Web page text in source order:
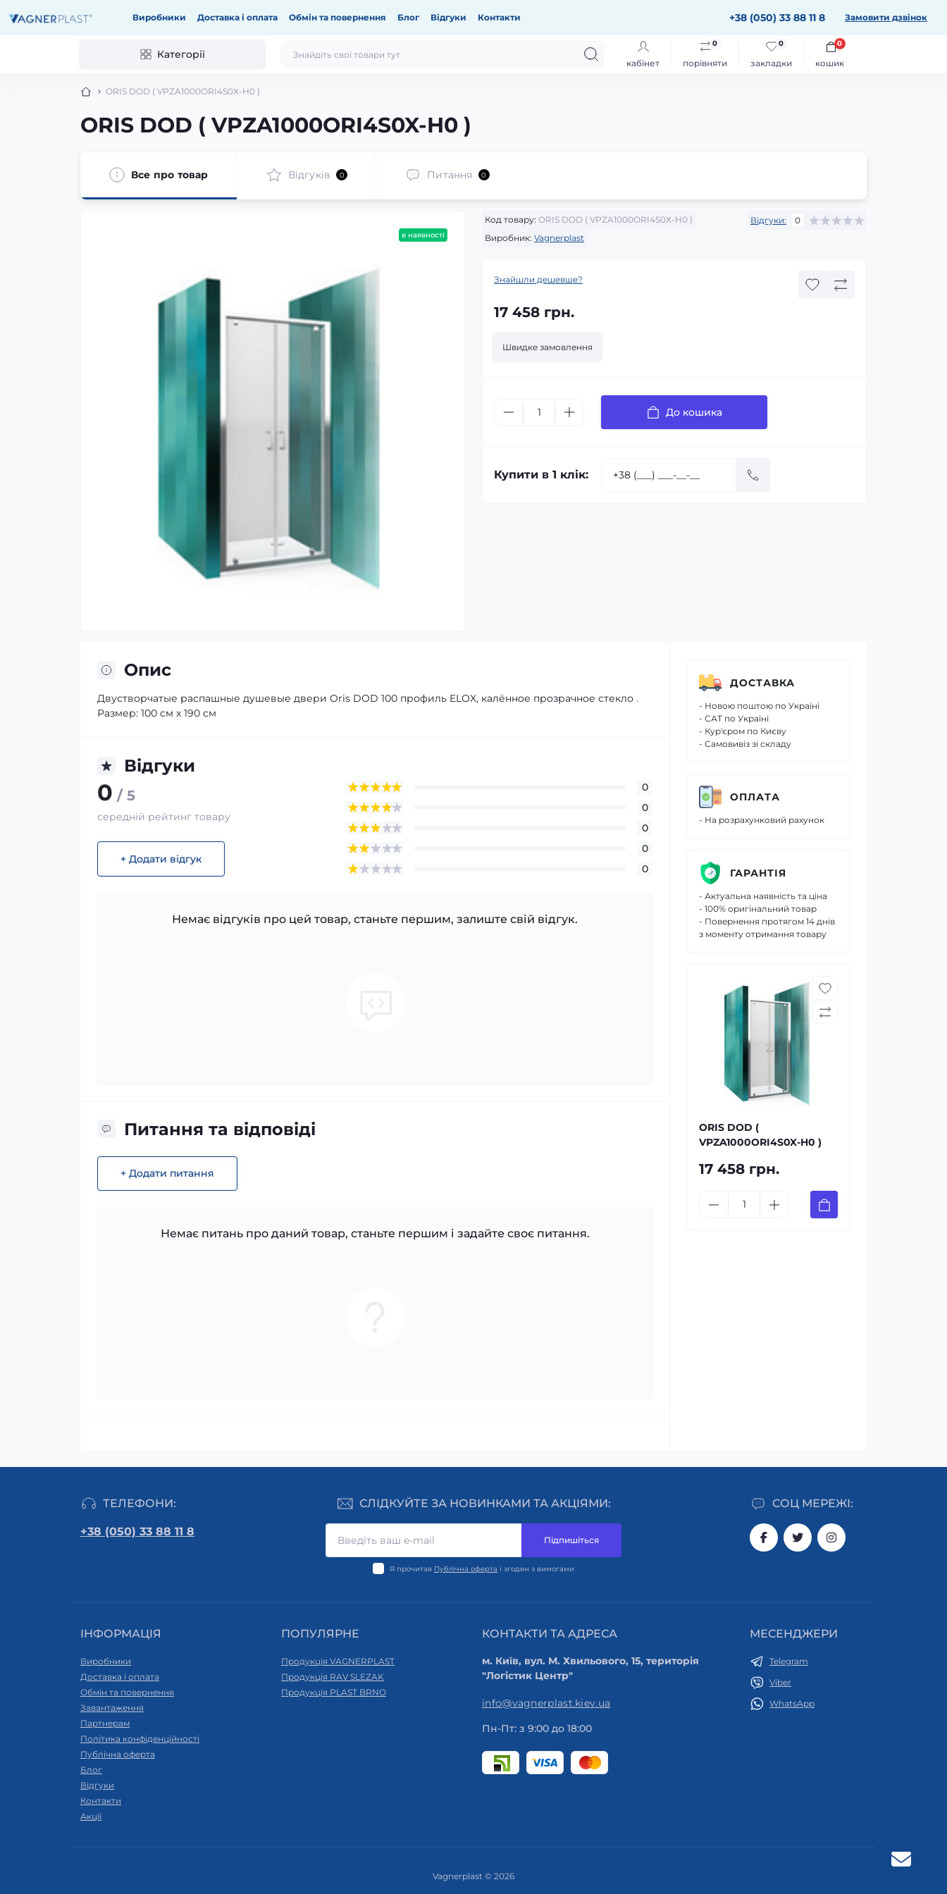
Виробники Доставка і оплата Обмін та повернення Блог Відгуки Контакти +38 (050) 33 88 11 8 Замовити дзвінок
Категорії
кабінет порівняти
0
закладки
0
кошик
0
ORIS DOD ( VPZA1000ORI4S0X-H0 )
ORIS DOD ( VPZA1000ORI4S0X-H0 )
Все про товар Відгуків 0 Питання 0
в наявності
Код товару: ORIS DOD ( VPZA1000ORI4S0X-H0 )
Виробник: Vagnerplast
Відгуки: 0
Знайшли дешевше?
17 458 грн.
Швидке замовлення
До кошика
Купити в 1 клік:
Опис
Двустворчатые распашные душевые двери Oris DOD 100 профиль ELOX, калённое прозрачное стекло .
Размер: 100 см x 190 см
Відгуки
0 / 5
середній рейтинг товару
+ Додати відгук
0
0
0
0
0
Немає відгуків про цей товар, станьте першим, залиште свій відгук.
Питання та відповіді
+ Додати питання
Немає питань про даний товар, станьте першим і задайте своє питання.
ДОСТАВКА
- Новою поштою по Україні
- САТ по Україні
- Кур'єром по Києву
- Самовивіз зі складу
ОПЛАТА
- На розрахунковий рахунок
ГАРАНТІЯ
- Актуальна наявність та ціна
- 100% оригінальний товар
- Повернення протягом 14 днів
з моменту отримання товару
ORIS DOD (
VPZA1000ORI4S0X-H0 )
17 458 грн.
ТЕЛЕФОНИ:
+38 (050) 33 88 11 8
СОЦ МЕРЕЖІ:
СЛІДКУЙТЕ ЗА НОВИНКАМИ ТА АКЦІЯМИ:
Підпишіться
Я прочитав Публічна оферта і згоден з вимогами
ІНФОРМАЦІЯ
Виробники
Доставка і оплата
Обмін та повернення
Завантаження
Партнерам
Політика конфіденційності
Публічна оферта
Блог
Відгуки
Контакти
Акції
ПОПУЛЯРНЕ
Продукція VAGNERPLAST
Продукція RAV SLEZAK
Продукція PLAST BRNO
КОНТАКТИ ТА АДРЕСА
м. Київ, вул. М. Хвильового, 15, територія
"Логістик Центр"
info@vagnerplast.kiev.ua
Пн-Пт: з 9:00 до 18:00
МЕСЕНДЖЕРИ
Telegram
Viber
WhatsApp
Vagnerplast © 2026